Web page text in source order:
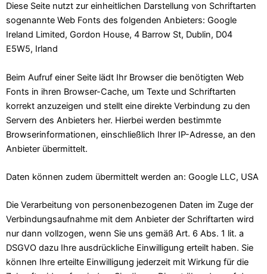
Diese Seite nutzt zur einheitlichen Darstellung von Schriftarten
sogenannte Web Fonts des folgenden Anbieters: Google
Ireland Limited, Gordon House, 4 Barrow St, Dublin, D04
E5W5, Irland
Beim Aufruf einer Seite lädt Ihr Browser die benötigten Web
Fonts in ihren Browser-Cache, um Texte und Schriftarten
korrekt anzuzeigen und stellt eine direkte Verbindung zu den
Servern des Anbieters her. Hierbei werden bestimmte
Browserinformationen, einschließlich Ihrer IP-Adresse, an den
Anbieter übermittelt.
Daten können zudem übermittelt werden an: Google LLC, USA
Die Verarbeitung von personenbezogenen Daten im Zuge der
Verbindungsaufnahme mit dem Anbieter der Schriftarten wird
nur dann vollzogen, wenn Sie uns gemäß Art. 6 Abs. 1 lit. a
DSGVO dazu Ihre ausdrückliche Einwilligung erteilt haben. Sie
können Ihre erteilte Einwilligung jederzeit mit Wirkung für die